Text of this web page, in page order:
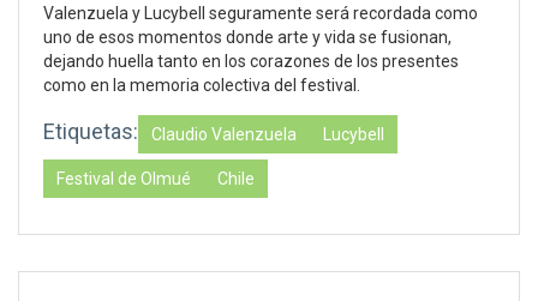
Valenzuela y Lucybell seguramente será recordada como
uno de esos momentos donde arte y vida se fusionan,
dejando huella tanto en los corazones de los presentes
como en la memoria colectiva del festival.
Etiquetas: Claudio Valenzuela Lucybell
Festival de Olmué Chile